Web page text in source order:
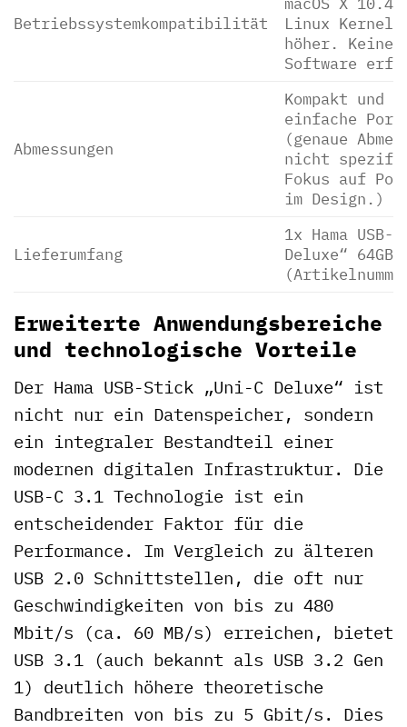
Betriebssystemkompatibilität
Linux Kernel
höher. Keine
Software
Abmessungen
Kompakt
einfache
(genaue
nicht
Fokus auf
im Design.)
Lieferumfang
1x Hama
Deluxe“
Erweiterte Anwendungsbereiche
und technologische Vorteile
Der Hama USB-Stick „Uni-C Deluxe“ ist
nicht nur ein Datenspeicher, sondern
ein integraler Bestandteil einer
modernen digitalen Infrastruktur. Die
USB-C 3.1 Technologie ist ein
entscheidender Faktor für die
Performance. Im Vergleich zu älteren
USB 2.0 Schnittstellen, die oft nur
Geschwindigkeiten von bis zu 480
Mbit/s (ca. 60 MB/s) erreichen, bietet
USB 3.1 (auch bekannt als USB 3.2 Gen
1) deutlich höhere theoretische
Bandbreiten von bis zu 5 Gbit/s. Dies